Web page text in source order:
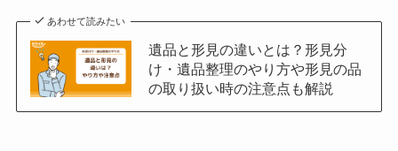
あわせて読みたい
遺品と形見の違いとは？形見分
け・遺品整理のやり方や形見の品
の取り扱い時の注意点も解説